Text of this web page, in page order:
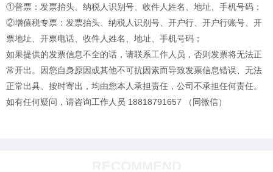
①普票：发票抬头、纳税人识别号、收件人姓名、地址、手机号码；
②增值税专票：发票抬头、纳税人识别号、开户行、开户行账号、开
票地址、开票电话、收件人姓名、地址、手机号码；
如果提供的发票信息不全的话，请联系工作人员，否则发票将无法正
常开出。
因您自身原因或其他不可抗因素而导致发票信息错误、无法
正常出具、按时寄出，均由您本人承担责任，公司不承担任何责任。
如有任何疑问，请咨询工作人员 18818791657 （同微信）